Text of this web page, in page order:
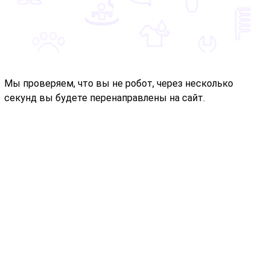
Мы проверяем, что вы не робот, через несколько
секунд вы будете перенаправлены на сайт.